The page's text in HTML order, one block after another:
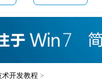
术开发教程 >